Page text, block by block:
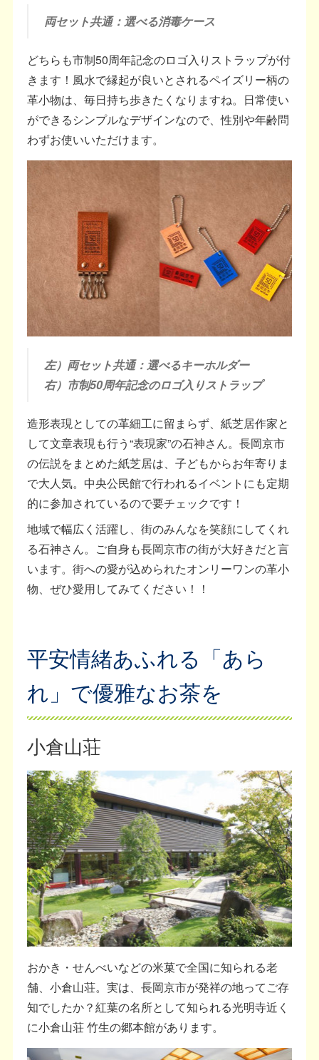
両セット共通：選べる消毒ケース
どちらも市制50周年記念のロゴ入りストラップが付
きます！風水で縁起が良いとされるペイズリー柄の
革小物は、毎日持ち歩きたくなりますね。日常使い
ができるシンプルなデザインなので、性別や年齢問
わずお使いいただけます。
左）両セット共通：選べるキーホルダー
右）市制50周年記念のロゴ入りストラップ
造形表現としての革細工に留まらず、紙芝居作家と
して文章表現も行う“表現家”の石神さん。長岡京市
の伝説をまとめた紙芝居は、子どもからお年寄りま
で大人気。中央公民館で行われるイベントにも定期
的に参加されているので要チェックです！
地域で幅広く活躍し、街のみんなを笑顔にしてくれ
る石神さん。ご自身も長岡京市の街が大好きだと言
います。街への愛が込められたオンリーワンの革小
物、ぜひ愛用してみてください！！
平安情緒あふれる「あら
れ」で優雅なお茶を
小倉山荘
おかき・せんべいなどの米菓で全国に知られる老
舗、小倉山荘。実は、長岡京市が発祥の地ってご存
知でしたか？紅葉の名所として知られる光明寺近く
に小倉山荘 竹生の郷本館があります。